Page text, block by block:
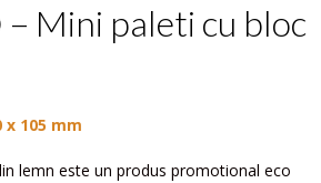
Mini paleti cu bloc
105 mm
lemn este un produs promotional eco